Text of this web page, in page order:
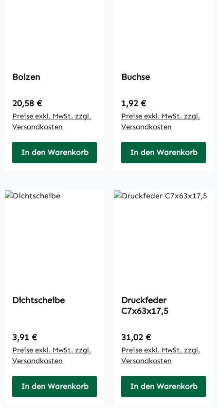
Bolzen
Regulärer Preis:
20,58 €
Preise exkl. MwSt. zzgl.
Versandkosten
In den Warenkorb
Buchse
Regulärer Preis:
1,92 €
Preise exkl. MwSt. zzgl.
Versandkosten
In den Warenkorb
Dichtscheibe
Regulärer Preis:
3,91 €
Preise exkl. MwSt. zzgl.
Versandkosten
In den Warenkorb
Druckfeder
C7x63x17,5
Regulärer Preis:
31,02 €
Preise exkl. MwSt. zzgl.
Versandkosten
In den Warenkorb